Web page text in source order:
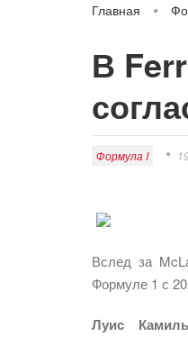
Главная
В
Формула I
Вслед за
Формуле 1 с
Луис